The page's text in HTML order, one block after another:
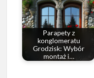
Parapety z
konglomeratu
Grodzisk: Wybór
montaż i…